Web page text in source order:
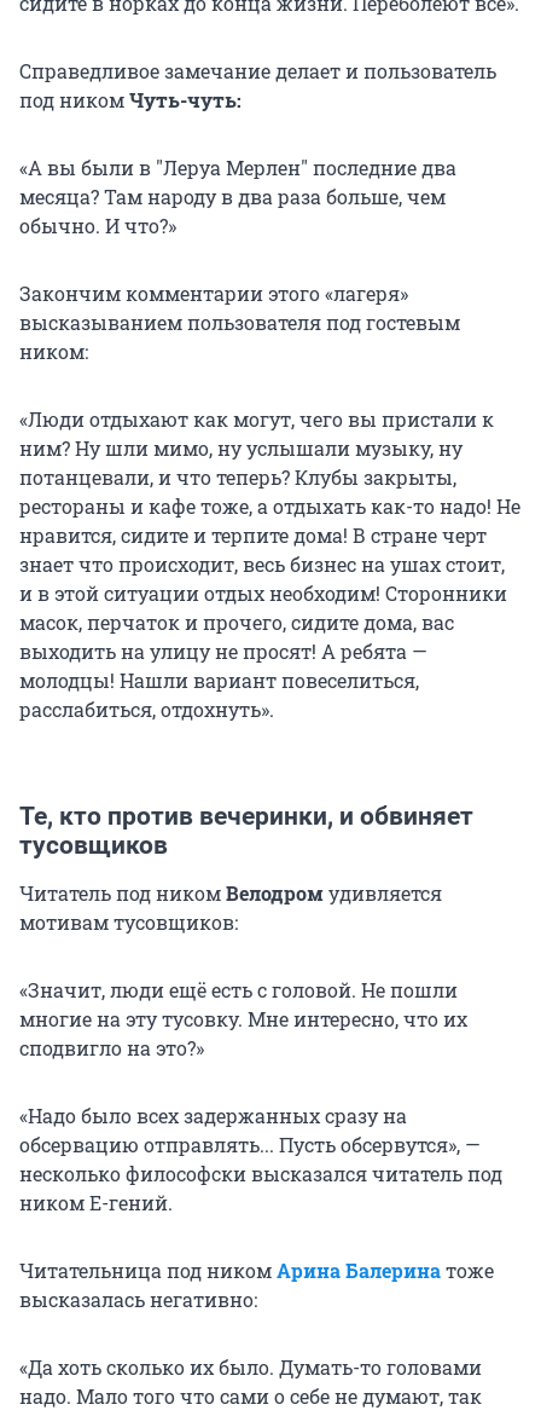
Справедливое замечание делает и пользователь
под никомЧуть-чуть:
«А вы были в "Леруа Мерлен" последние два
месяца? Там народу в два раза больше, чем
обычно. И что?»
Закончим комментарии этого «лагеря»
высказыванием пользователя под гостевым
ником:
«Люди отдыхают как могут, чего вы пристали к
ним? Ну шли мимо, ну услышали музыку, ну
потанцевали, и что теперь? Клубы закрыты,
рестораны и кафе тоже, а отдыхать как-то надо! Не
нравится, сидите и терпите дома! В стране черт
знает что происходит, весь бизнес на ушах стоит,
и в этой ситуации отдых необходим! Сторонники
масок, перчаток и прочего, сидите дома, вас
выходить на улицу не просят! А ребята —
молодцы! Нашли вариант повеселиться,
расслабиться, отдохнуть».
Те, кто против вечеринки, и обвиняет
тусовщиков
Читатель под никомВелодромудивляется
мотивам тусовщиков:
«Значит, люди ещё есть с головой. Не пошли
многие на эту тусовку. Мне интересно, что их
сподвигло на это?»
«Надо было всех задержанных сразу на
обсервацию отправлять... Пусть обсервутся», —
несколько философски высказался читатель под
ником Е-гений.
Читательница под никомАрина Балеринатоже
высказалась негативно:
«Да хоть сколько их было. Думать-то головами
надо. Мало того что сами о себе не думают, так